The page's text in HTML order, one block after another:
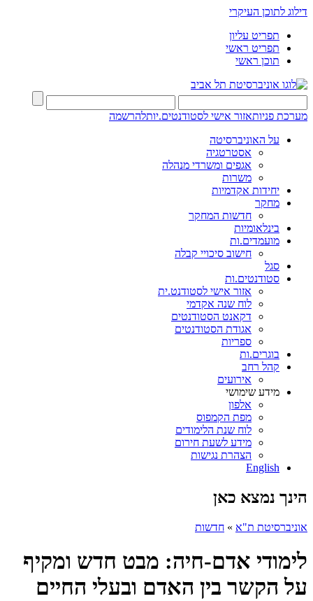
דילוג לתוכן העיקרי
תפריט עליון
תפריט ראשי
תוכן ראשי
מערכת פניותאזור אישי לסטודנטים.יותלהרשמה
על האוניברסיטה
אסטרטגיה
אגפים ומשרדי מנהלה
משרות
יחידות אקדמיות
מחקר
חדשות המחקר
בינלאומיות
מועמדים.ות
חישוב סיכויי קבלה
סגל
סטודנטים.ות
אזור אישי לסטודנט.ית
לוח שנה אקדמי
דקאנט הסטודנטים
אגודת הסטודנטים
ספריות
בוגרים.ות
קהל רחב
אירועים
מידע שימושי
אלפון
מפת הקמפוס
לוח שנת הלימודים
מידע לשעת חירום
הצהרת נגישות
English
הינך נמצא כאן
אוניברסיטת ת"א » חדשות
לימודי אדם-חיה: מבט חדש ומקיף
על הקשר בין האדם ובעלי החיים